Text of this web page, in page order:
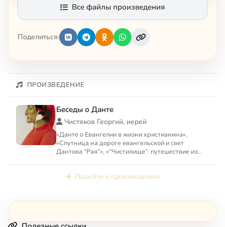
Все файлы произведения
Поделиться:
ПРОИЗВЕДЕНИЕ
Беседы о Данте
Чистяков Георгий, иерей
«Данте о Евангелии в жизни христианина»,
«Спутница на дороге евангельской и свет
Дантова “Рая”», «“Чистилище”: путешествие из
Перейти к произведению